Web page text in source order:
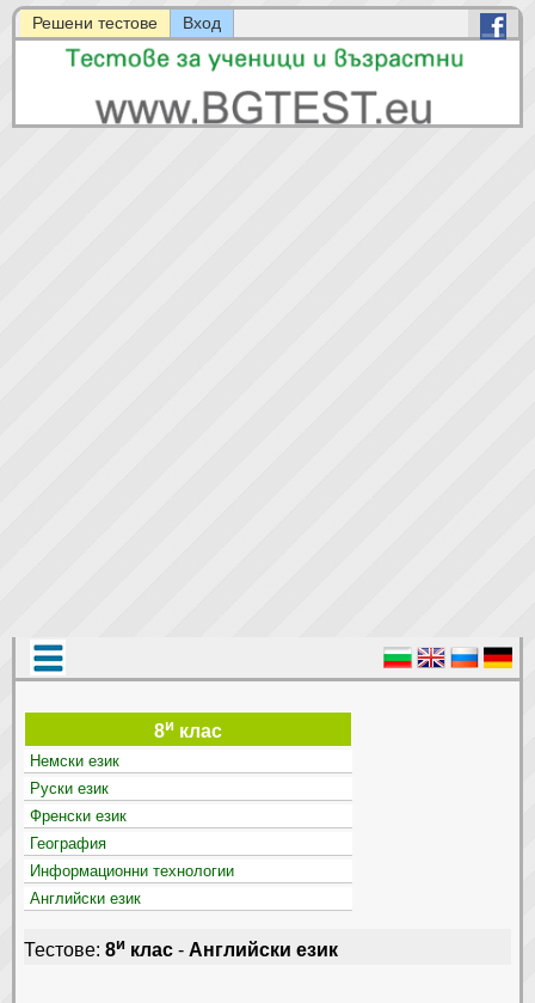
Решени тестове Вход
8и клас
Немски език
Руски език
Френски език
География
Информационни технологии
Английски език
Тестове: 8и клас - Английски език